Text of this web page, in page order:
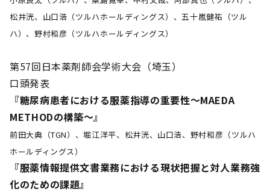
松井洸、山口浩（ツルハホールディングス）、五十嵐健祐（ツル
ハ）、野村和彦（ツルハホールディングス）
第57回日本薬剤師会学術大会（埼玉）
口頭発表
『糖尿病患者における服薬指導の重要性～MAEDA
METHODの構築～』
前田大典（TGN）、堀江洋平、松井洸、山口浩、野村和彦（ツルハ
ホールディングス）
『服薬情報提供文書業務における現状把握と対人業務強
化のための課題』